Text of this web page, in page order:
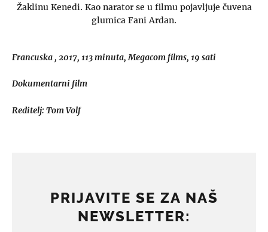
Žaklinu Kenedi. Kao narator se u filmu pojavljuje čuvena
glumica Fani Ardan.
Francuska , 2017, 113 minuta, Megacom films, 19 sati
Dokumentarni film
Reditelj: Tom Volf
PRIJAVITE SE ZA NAŠ
NEWSLETTER: